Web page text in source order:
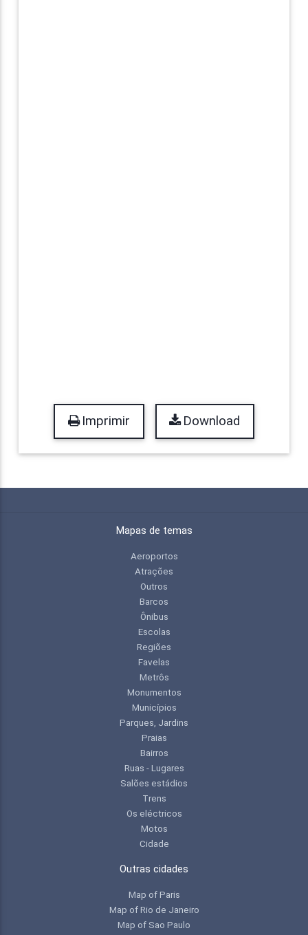
Imprimir Download
Mapas de temas
Aeroportos
Atrações
Outros
Barcos
Ônibus
Escolas
Regiões
Favelas
Metrôs
Monumentos
Municípios
Parques, Jardins
Praias
Bairros
Ruas - Lugares
Salões estádios
Trens
Os eléctricos
Motos
Cidade
Outras cidades
Map of Paris
Map of Rio de Janeiro
Map of Sao Paulo